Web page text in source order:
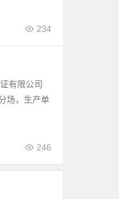
234
有限公司
场，生产单
246